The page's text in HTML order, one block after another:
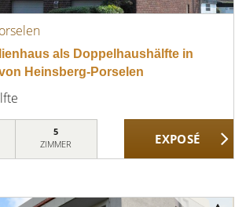
als Doppelhaushälfte in
Heinsberg-Porselen
5
ZIMMER